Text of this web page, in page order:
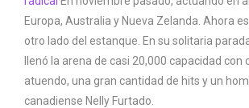
Europa, Australia y Nueva Zelanda. Ahora
otro lado del estanque. En su solitaria
llenó la arena de casi 20,000 capacidad con
atuendo, una gran cantidad de hits y un
canadiense Nelly Furtado.